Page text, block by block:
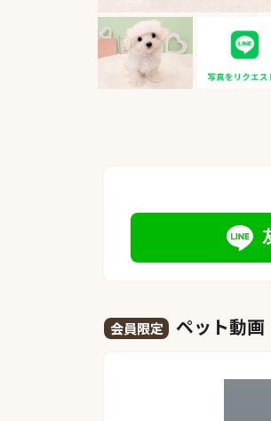
会員限定 ペット動画